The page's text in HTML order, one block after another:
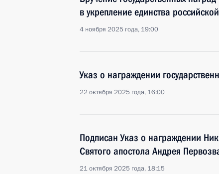
в укрепление единства
4 ноября 2025 года, 19:00
Указ о награждении
22 октября 2025 года, 16:00
Подписан Указ о награждении
Святого апостола Андрея
21 октября 2025 года, 18:15